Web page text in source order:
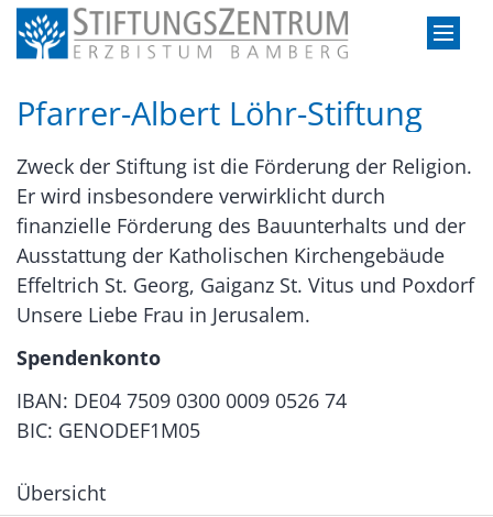
Zum Inhalt springen
Pfarrer-Albert Löhr-Stiftung
Zweck der Stiftung ist die Förderung der Religion.
Er wird insbesondere verwirklicht durch
finanzielle Förderung des Bauunterhalts und der
Ausstattung der Katholischen Kirchengebäude
Effeltrich St. Georg, Gaiganz St. Vitus und Poxdorf
Unsere Liebe Frau in Jerusalem.
Spendenkonto
IBAN: DE04 7509 0300 0009 0526 74
BIC: GENODEF1M05
Übersicht